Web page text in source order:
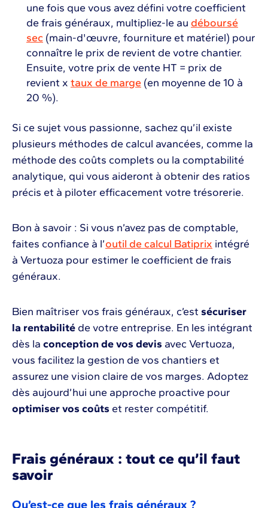
une fois que vous avez défini votre coefficient
de frais généraux, multipliez-le au déboursé
sec (main-d'œuvre, fourniture et matériel) pour
connaître le prix de revient de votre chantier.
Ensuite, votre prix de vente HT = prix de
revient x taux de marge (en moyenne de 10 à
20 %).
Si ce sujet vous passionne, sachez qu’il existe
plusieurs méthodes de calcul avancées, comme la
méthode des coûts complets ou la comptabilité
analytique, qui vous aideront à obtenir des ratios
précis et à piloter efficacement votre trésorerie.
Bon à savoir : Si vous n’avez pas de comptable,
faites confiance à l’outil de calcul Batiprix intégré
à Vertuoza pour estimer le coefficient de frais
généraux.
Bien maîtriser vos frais généraux, c’est sécuriser
la rentabilité de votre entreprise. En les intégrant
dès la conception de vos devis avec Vertuoza,
vous facilitez la gestion de vos chantiers et
assurez une vision claire de vos marges. Adoptez
dès aujourd’hui une approche proactive pour
optimiser vos coûts et rester compétitif.
Frais généraux : tout ce qu’il faut
savoir
Qu’est-ce que les frais généraux ?